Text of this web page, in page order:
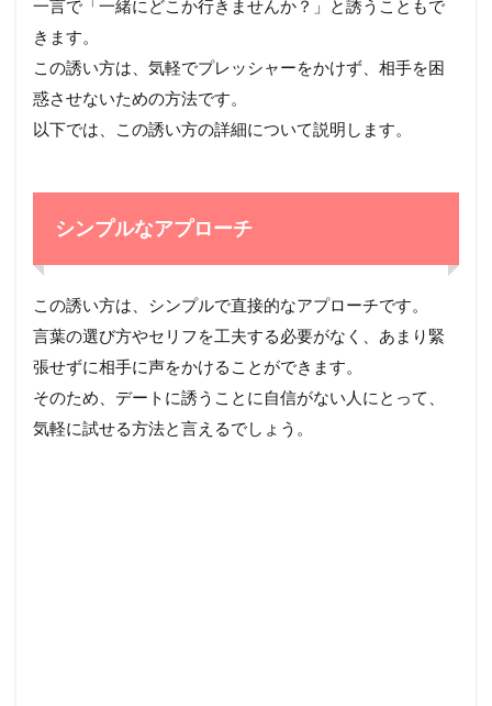
一言で「一緒にどこか行きませんか？」と誘うこともで
きます。
この誘い方は、気軽でプレッシャーをかけず、相手を困
惑させないための方法です。
以下では、この誘い方の詳細について説明します。
シンプルなアプローチ
この誘い方は、シンプルで直接的なアプローチです。
言葉の選び方やセリフを工夫する必要がなく、あまり緊
張せずに相手に声をかけることができます。
そのため、デートに誘うことに自信がない人にとって、
気軽に試せる方法と言えるでしょう。